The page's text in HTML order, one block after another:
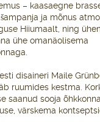
– kaasaegne
ja mõnus
Hiiumaalt, ning
ühe omanäolisema
disaineri Maile
ruumides kestma.
saanud sooja
värskema